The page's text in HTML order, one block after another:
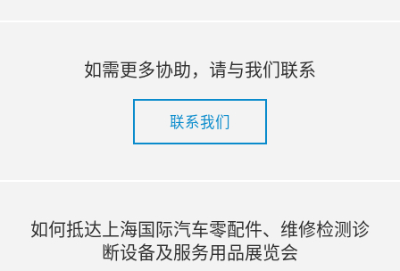
如需更多协助，请与我们联系
联系我们
如何抵达上海国际汽车零配件、维修检测诊
断设备及服务用品展览会